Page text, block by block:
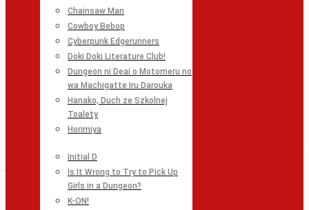
Chainsaw Man
Cowboy Bebop
Cyberpunk Edgerunners
Doki Doki Literature Club!
Dungeon ni Deai o Motomeru no
wa Machigatte Iru Darouka
Hanako, Duch ze Szkolnej
Toalety
Horimiya
Initial D
Is It Wrong to Try to Pick Up
Girls in a Dungeon?
K-ON!